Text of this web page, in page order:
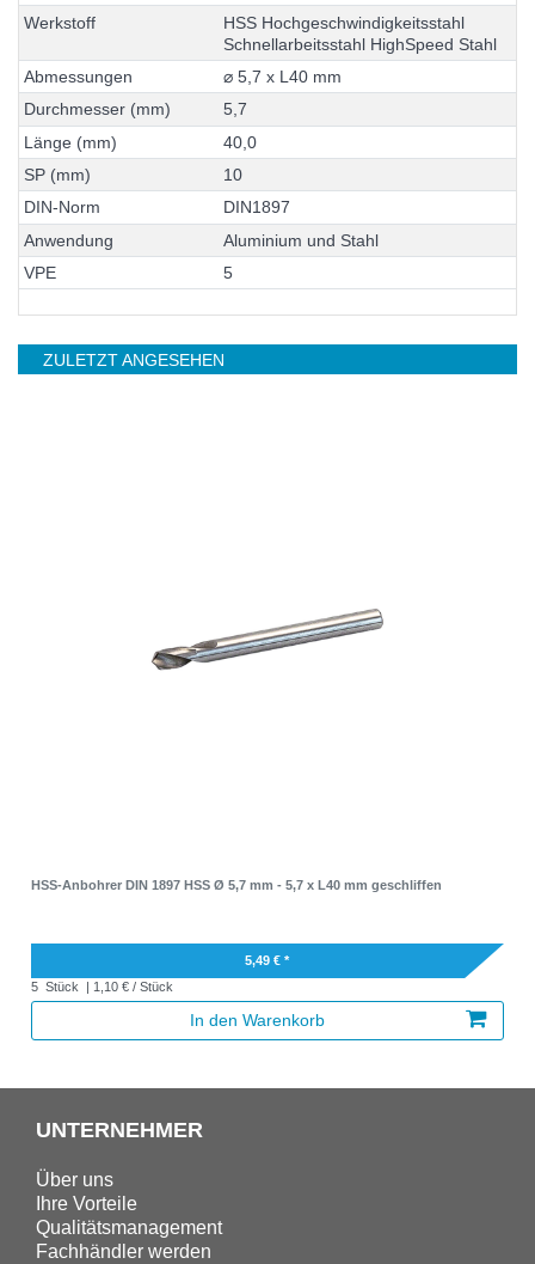
Werkstoff HSS Hochgeschwindigkeitsstahl
Schnellarbeitsstahl HighSpeed Stahl
Abmessungen ⌀ 5, 7 x L 40 mm
Durchmesser (mm) 5,7
Länge (mm) 40, 0
SP (mm) 10
DIN-Norm DIN1897
Anwendung Aluminium und Stahl
VPE 5
ZULETZT ANGESEHEN
HSS-Anbohrer DIN 1897 HSS Ø 5,7 mm - 5,7 x L40 mm geschliffen
5,49 € *
5 Stück | 1,10 € / Stück
In den Warenkorb
UNTERNEHMER
Über uns
Ihre Vorteile
Qualitätsmanagement
Fachhändler werden